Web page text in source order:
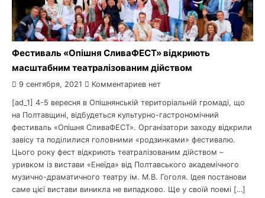
Фестиваль «Опішня СливаФЕСТ» відкриють
масштабним театралізованим дійством
9 сентября, 2021 Комментариев нет
[ad_1] 4-5 вересня в Опішнянській територіальній громаді, що
на Полтавщині, відбудеться культурно-гастрономічний
фестиваль «Опішня СливаФЕСТ». Організатори заходу відкрили
завісу та поділилися головними «родзинками» фестивалю.
Цього року фест відкриють театралізованим дійством –
уривком із вистави «Енеїда» від Полтавського академічного
музично-драматичного театру ім. М.В. Гоголя. Ідея постанови
саме цієї вистави виникла не випадково. Ще у своїй поемі […]